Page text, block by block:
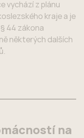
vychází z plánu
kraje a je
44 zákona
některých dalších
na